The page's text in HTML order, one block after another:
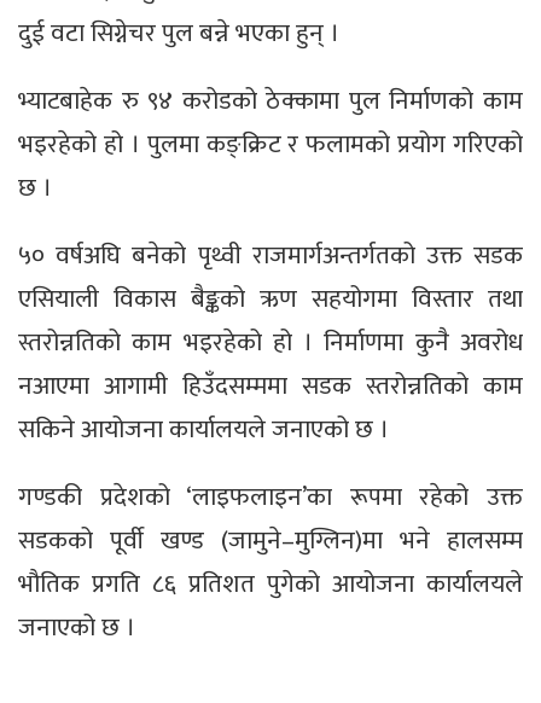
दुई वटा सिग्नेचर पुल बन्ने भएका हुन् ।
भ्याटबाहेक रु ९४ करोडको ठेक्कामा पुल निर्माणको काम
भइरहेको हो । पुलमा कङ्क्रिट र फलामको प्रयोग गरिएको
छ ।
५० वर्षअघि बनेको पृथ्वी राजमार्गअन्तर्गतको उक्त सडक
एसियाली विकास बैङ्कको ऋण सहयोगमा विस्तार तथा
स्तरोन्नतिको काम भइरहेको हो । निर्माणमा कुनै अवरोध
नआएमा आगामी हिउँदसम्ममा सडक स्तरोन्नतिको काम
सकिने आयोजना कार्यालयले जनाएको छ ।
गण्डकी प्रदेशको ‘लाइफलाइन’का रूपमा रहेको उक्त
सडकको पूर्वी खण्ड (जामुने–मुग्लिन)मा भने हालसम्म
भौतिक प्रगति ८६ प्रतिशत पुगेको आयोजना कार्यालयले
जनाएको छ ।